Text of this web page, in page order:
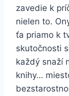
zavedie k
nielen to.
ťa priamo k
skutočnosti
každý snaží
knihy…